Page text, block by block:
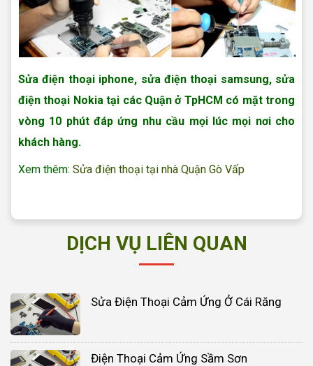
Sửa điện thoại iphone, sửa điện thoại samsung, sửa
điện thoại Nokia tại các Quận ở TpHCM có mặt trong
vòng 10 phút đáp ứng nhu cầu mọi lúc mọi nơi cho
khách hàng.
Xem thêm: Sửa điện thoại tại nhà Quận Gò Vấp
DỊCH VỤ LIÊN QUAN
Sửa Điện Thoại Cảm Ứng Ở Cái Răng
Điện Thoại Cảm Ứng Sầm Sơn